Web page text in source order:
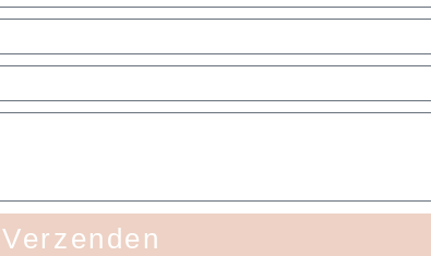
Verzenden